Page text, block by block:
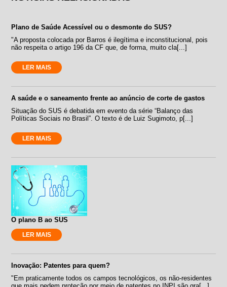
Plano de Saúde Acessível ou o desmonte do SUS?
"A proposta colocada por Barros é ilegítima e inconstitucional, pois
não respeita o artigo 196 da CF que, de forma, muito cla[...]
LER MAIS
A saúde e o saneamento frente ao anúncio de corte de gastos
Situação do SUS é debatida em evento da série “Balanço das
Políticas Sociais no Brasil”. O texto é de Luiz Sugimoto, p[...]
LER MAIS
O plano B ao SUS
LER MAIS
Inovação: Patentes para quem?
"Em praticamente todos os campos tecnológicos, os não-residentes